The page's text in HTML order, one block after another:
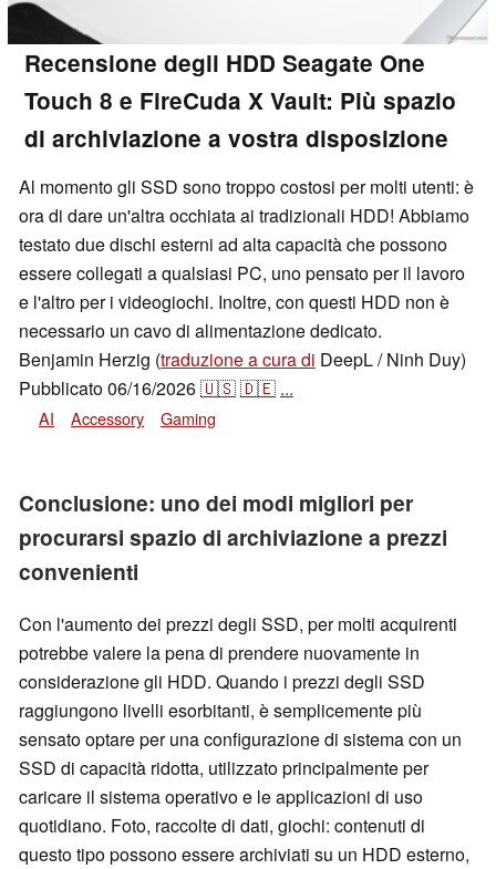
Recensione degli HDD Seagate One
Touch 8 e FireCuda X Vault: Più spazio
di archiviazione a vostra disposizione
Al momento gli SSD sono troppo costosi per molti utenti: è
ora di dare un'altra occhiata ai tradizionali HDD! Abbiamo
testato due dischi esterni ad alta capacità che possono
essere collegati a qualsiasi PC, uno pensato per il lavoro
e l'altro per i videogiochi. Inoltre, con questi HDD non è
necessario un cavo di alimentazione dedicato.
Benjamin Herzig (traduzione a cura di DeepL / Ninh Duy)
Pubblicato06/16/2026🇺🇸🇩🇪 ...
AI Accessory Gaming
Conclusione: uno dei modi migliori per
procurarsi spazio di archiviazione a prezzi
convenienti
Con l'aumento dei prezzi degli SSD, per molti acquirenti
potrebbe valere la pena di prendere nuovamente in
considerazione gli HDD. Quando i prezzi degli SSD
raggiungono livelli esorbitanti, è semplicemente più
sensato optare per una configurazione di sistema con un
SSD di capacità ridotta, utilizzato principalmente per
caricare il sistema operativo e le applicazioni di uso
quotidiano. Foto, raccolte di dati, giochi: contenuti di
questo tipo possono essere archiviati su un HDD esterno,